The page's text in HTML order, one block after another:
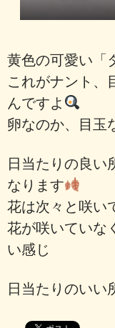
黄色の可愛い
これがナント、
んですよ
卵なのか、目玉
日当たりの良い
なります
花は次々と咲い
花が咲いていな
い感じ
日当たりのいい